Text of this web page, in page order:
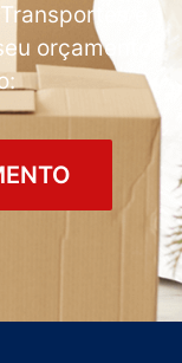
e
orçamento